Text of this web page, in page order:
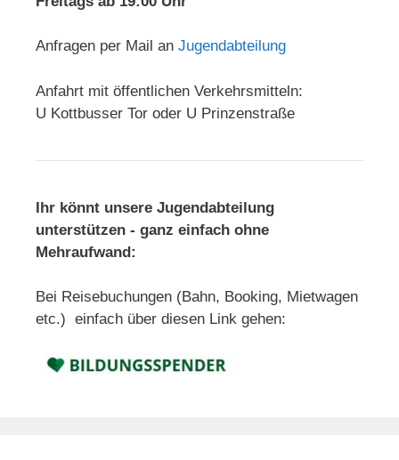
Anfragen per Mail an Jugendabteilung
Anfahrt mit öffentlichen Verkehrsmitteln:
U Kottbusser Tor oder U Prinzenstraße
Ihr könnt unsere Jugendabteilung
unterstützen - ganz einfach ohne
Mehraufwand:
Bei Reisebuchungen (Bahn, Booking, Mietwagen
etc.) einfach über diesen Link gehen: